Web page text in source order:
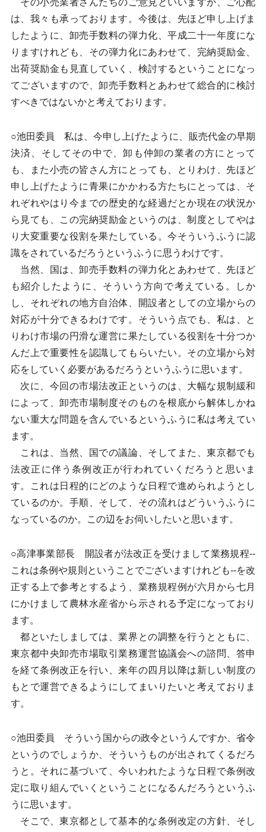
その小売業者さんたちのご意見といいますか、ご心配
は、我々も承っております。今後は、先ほど申し上げま
したように、卸売手数料の弾力化、平成二十一年度にな
りますけれども、その弾力化にあわせて、完納奨励金、
出荷奨励金も見直していく、検討するということになっ
てございますので、卸売手数料とあわせて総合的に検討
すべきではないかと考えております。
○池田委員 私は、今申し上げたように、販売代金の早期
決済、そしてその中で、卸も仲卸の業者の方にとって
も、また小売の皆さん方にとっても、とりわけ、先ほど
申し上げたように青果にかかわる方たちにとっては、そ
れぞれやはり今までの歴史的な経過だとか現在の状況か
ら見ても、この完納奨励金というのは、制度としてやは
り大変重要な役割を果たしている。今そういうふうに認
識をされているだろうというふうに思うわけです。
当然、国は、卸売手数料の弾力化とあわせて、先ほど
も紹介したように、そういう方向で考えている。しか
し、それぞれの地方自治体、開設者としての立場からの
対応が十分できるわけです。そういう点でも、私は、と
りわけ市場の円滑な運営に果たしている役割を十分つか
んだ上で重要性を認識してもらいたい。その立場から対
応をしていく必要があるだろうというふうに思います。
次に、今回の市場法改正というのは、大幅な規制緩和
によって、卸売市場制度そのものを根底から解体しかね
ない重大な問題を含んでいるというふうに私は考えてい
ます。
これは、当然、国での議論、そしてまた、東京都でも
法改正に伴う条例改正が行われていくだろうと思いま
す。これは日程的にどのような日程で進められようとし
ているのか。手順、そして、その流れはどういうふうに
なっているのか。この辺をお伺いしたいと思います。
○高津事業部長 開設者が法改正を受けまして業務規程--
これは条例や規則ということでございますけれども--を改
正する上で参考とするよう、業務規程例が六月から七月
にかけまして農林水産省から示される予定になっており
ます。
都といたしましては、業界との調整を行うとともに、
東京都中央卸売市場取引業務運営協議会への諮問、答申
を経て条例改正を行い、来年の四月以降は新しい制度の
もとで運営できるようにしてまいりたいと考えておりま
す。
○池田委員 そういう国からの政令というんですか、省令
というのでしょうか、そういうものが出されてくるだろ
うと。それに基づいて、今いわれたような日程で条例改
定に取り組んでいくということになるんだろうというふ
うに思います。
そこで、東京都として基本的な条例改定の方針、そし